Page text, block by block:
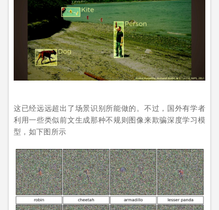
这已经远远超出了场景识别所能做的。不过，国外有学者
利用一些类似前文生成那种不规则图像来欺骗深度学习模
型，如下图所示